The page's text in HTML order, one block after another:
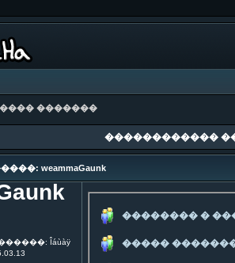
�������
������������
weammaGaunk
Îáùàÿ
�������� �
�����